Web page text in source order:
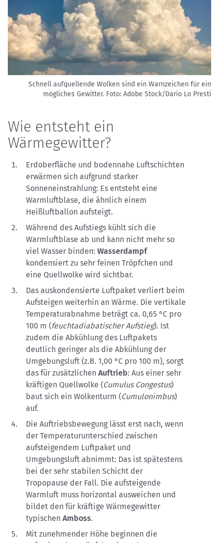
Schnell aufquellende Wolken sind ein Warnzeichen für ein
mögliches Gewitter. Foto: Adobe Stock/Dario Lo Presti
Wie entsteht ein
Wärmegewitter?
Erdoberfläche und bodennahe Luftschichten
erwärmen sich aufgrund starker
Sonneneinstrahlung: Es entsteht eine
Warmluftblase, die ähnlich einem
Heißluftballon aufsteigt.
Während des Aufstiegs kühlt sich die
Warmluftblase ab und kann nicht mehr so
viel Wasser binden: Wasserdampf
kondensiert zu sehr feinen Tröpfchen und
eine Quellwolke wird sichtbar.
Das auskondensierte Luftpaket verliert beim
Aufsteigen weiterhin an Wärme. Die vertikale
Temperaturabnahme beträgt ca. 0,65 °C pro
100 m (feuchtadiabatischer Aufstieg). Ist
zudem die Abkühlung des Luftpakets
deutlich geringer als die Abkühlung der
Umgebungsluft (z.B. 1,00 °C pro 100 m), sorgt
das für zusätzlichen Auftrieb: Aus einer sehr
kräftigen Quellwolke (Cumulus Congestus)
baut sich ein Wolkenturm (Cumulonimbus)
auf.
Die Auftriebsbewegung lässt erst nach, wenn
der Temperaturunterschied zwischen
aufsteigendem Luftpaket und
Umgebungsluft abnimmt: Das ist spätestens
bei der sehr stabilen Schicht der
Tropopause der Fall. Die aufsteigende
Warmluft muss horizontal ausweichen und
bildet den für kräftige Wärmegewitter
typischen Amboss.
Mit zunehmender Höhe beginnen die